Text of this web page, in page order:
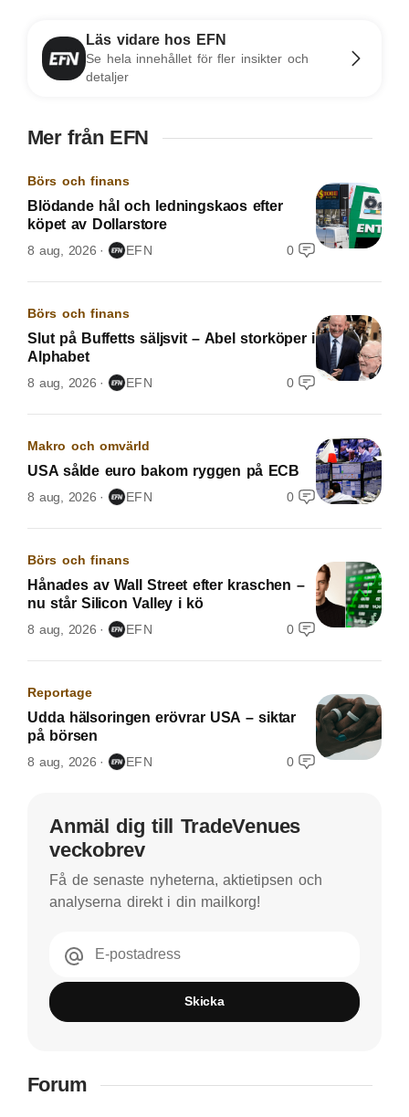
Läs vidare hos EFN
Se hela innehållet för fler insikter och
detaljer
Mer från EFN
Börs och finans
Blödande hål och ledningskaos efter
köpet av Dollarstore
8 aug, 2026 EFN 0
Börs och finans
Slut på Buffetts säljsvit – Abel storköper i
Alphabet
8 aug, 2026 EFN 0
Makro och omvärld
USA sålde euro bakom ryggen på ECB
8 aug, 2026 EFN 0
Börs och finans
Hånades av Wall Street efter kraschen –
nu står Silicon Valley i kö
8 aug, 2026 EFN 0
Reportage
Udda hälsoringen erövrar USA – siktar
på börsen
8 aug, 2026 EFN 0
Anmäl dig till TradeVenues
veckobrev
Få de senaste nyheterna, aktietipsen och
analyserna direkt i din mailkorg!
E-postadress
Skicka
Forum